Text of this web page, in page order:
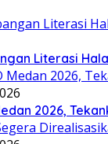
Literasi
2026,